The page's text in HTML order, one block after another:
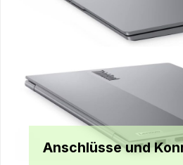
Anschlüsse und